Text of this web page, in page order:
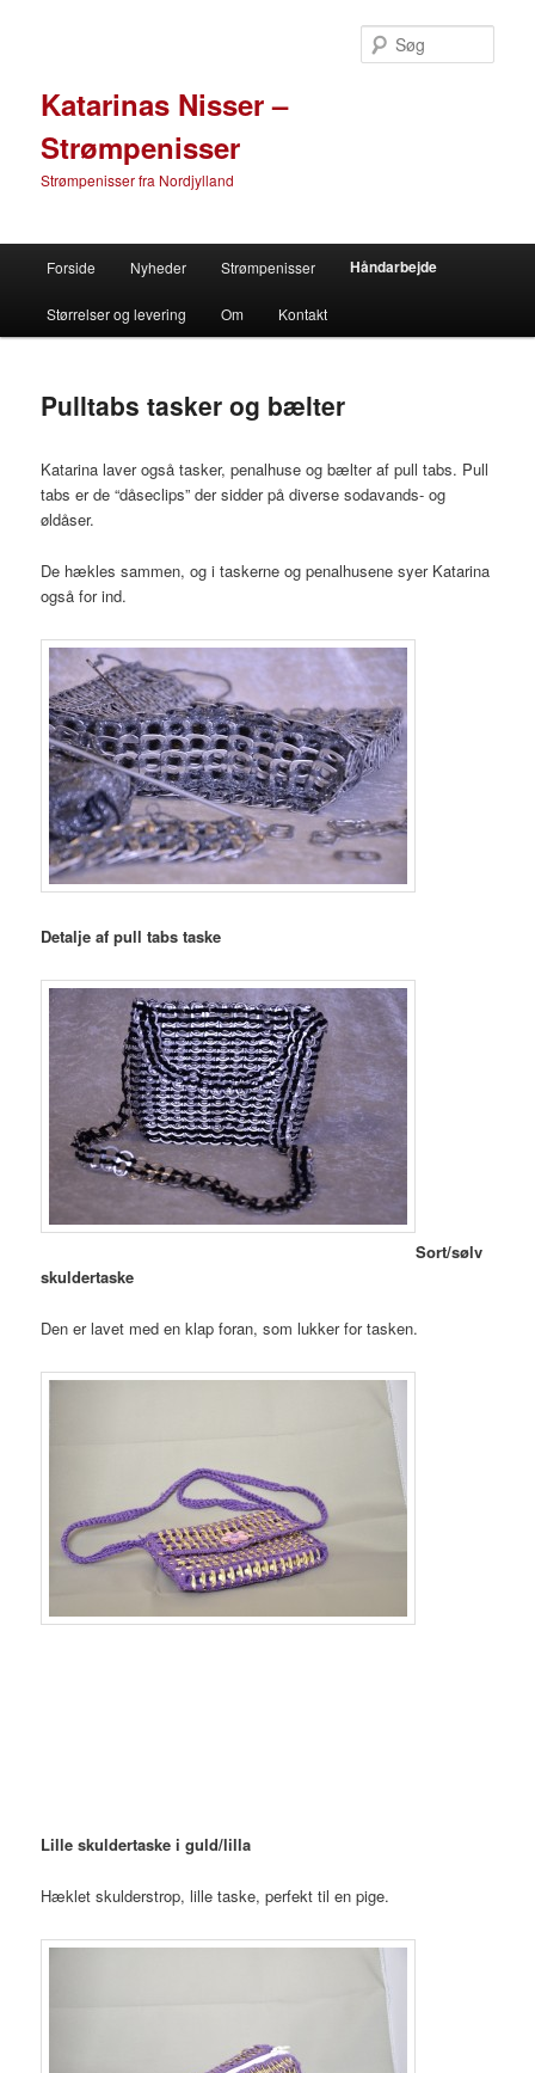
Katarinas Nisser –
Strømpenisser
Strømpenisser fra Nordjylland
Fortsæt til primære indhold
Fortsæt til sekundære indhold
Forside Nyheder Strømpenisser Håndarbejde
Størrelser og levering Om Kontakt
Pulltabs tasker og bælter
Katarina laver også tasker, penalhuse og bælter af pull tabs. Pull
tabs er de “dåseclips” der sidder på diverse sodavands- og
øldåser.
De hækles sammen, og i taskerne og penalhusene syer Katarina
også for ind.
Detalje af pull tabs taske
Sort/sølv
skuldertaske
Den er lavet med en klap foran, som lukker for tasken.
Lille skuldertaske i guld/lilla
Hæklet skulderstrop, lille taske, perfekt til en pige.